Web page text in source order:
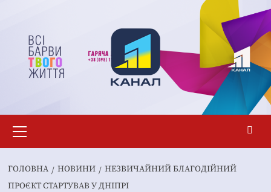
вмісту
меню
ГОЛОВНА НОВИНИ
НЕЗВИЧАЙНИЙ БЛАГОДІЙНИЙ
ПРОЄКТ СТАРТУВАВ У ДНІПРІ